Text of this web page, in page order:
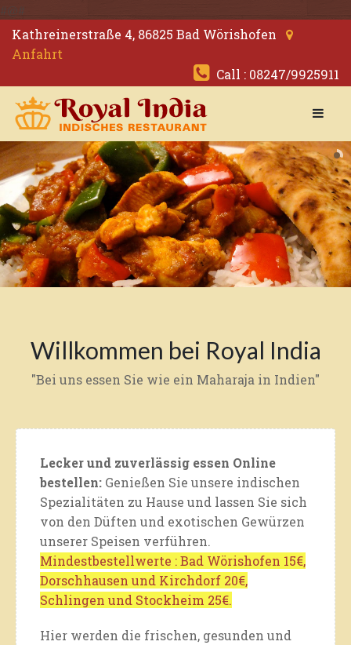
#@#
Kathreinerstraße 4, 86825 Bad Wörishofen
Anfahrt
Call : 08247/9925911
Willkommen bei Royal India
"Bei uns essen Sie wie ein Maharaja in Indien"
Lecker und zuverlässig essen Online
bestellen: Genießen Sie unsere indischen
Spezialitäten zu Hause und lassen Sie sich
von den Düften und exotischen Gewürzen
unserer Speisen verführen.
Mindestbestellwerte : Bad Wörishofen 15€,
Dorschhausen und Kirchdorf 20€,
Schlingen und Stockheim 25€.
Hier werden die frischen, gesunden und